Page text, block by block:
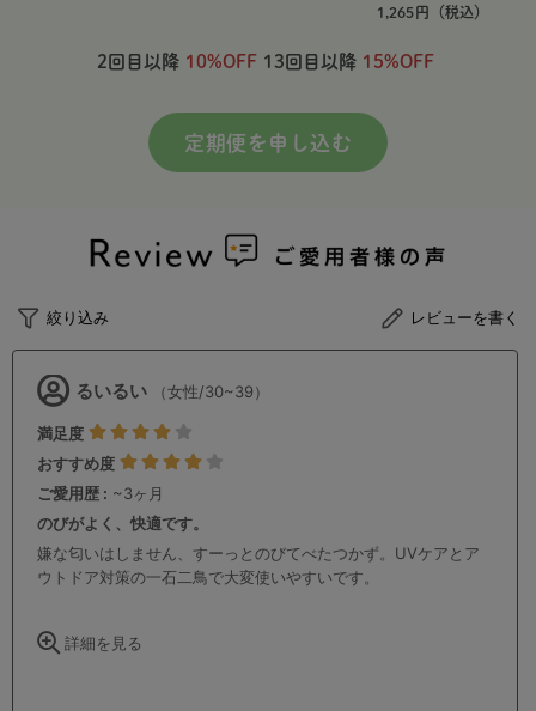
1,265円 （税込）
2回目以降 10%OFF 13回目以降 15%OFF
定期便を申し込む